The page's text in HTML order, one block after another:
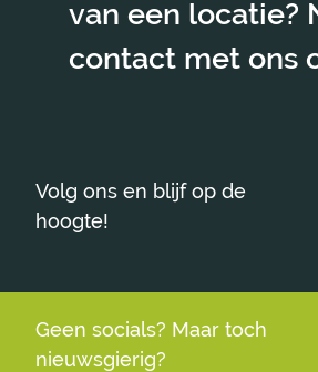
van een locatie?
contact met ons
Volg ons en blijf op de
hoogte!
Geen socials? Maar toch
nieuwsgierig?